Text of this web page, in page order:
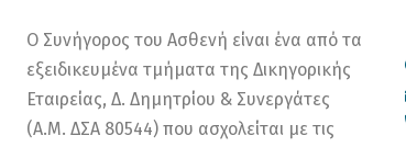
Ο Συνήγορος του Ασθενή είναι ένα από τα
εξειδικευμένα τμήματα της Δικηγορικής
Εταιρείας, Δ. Δημητρίου & Συνεργάτες
(Α.Μ. ΔΣΑ 80544) που ασχολείται με τις